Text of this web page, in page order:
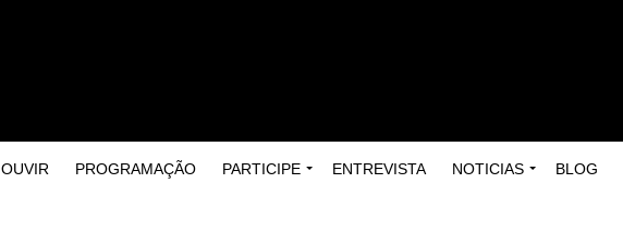
OUVIR PROGRAMAÇÃO PARTICIPE ENTREVISTA NOTICIAS BLOG